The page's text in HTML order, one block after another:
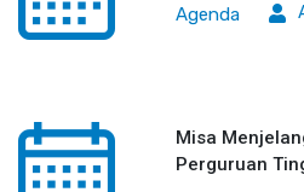
Agenda
Misa
Perguruan